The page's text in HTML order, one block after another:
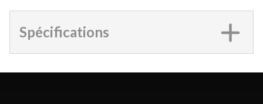
Spécifications